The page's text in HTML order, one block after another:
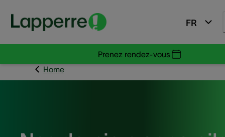
FR
Prenez rendez-vous
Home